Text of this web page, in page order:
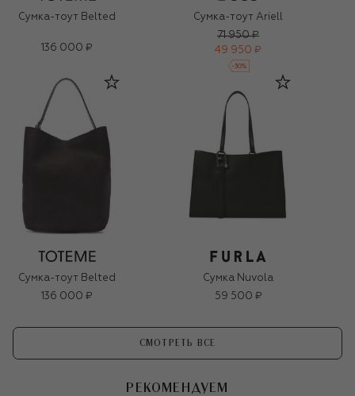
Сумка-тоут Belted
136 000 ₽
Сумка-тоут Ariell
71 950 ₽
49 950 ₽
-30%
Сумка-тоут Belted
136 000 ₽
Сумка Nuvola
59 500 ₽
СМОТРЕТЬ ВСЕ
РЕКОМЕНДУЕМ